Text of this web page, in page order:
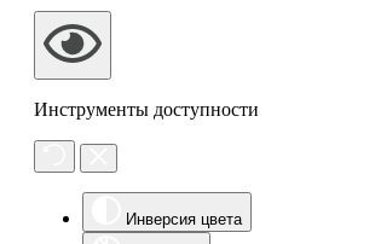
Инструменты доступности
Инверсия цвета